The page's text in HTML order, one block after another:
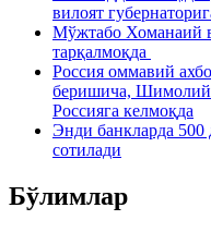
вилоят
Мўжтабо Хоманаий
тарқалмоқда
Россия оммавий
беришича, Шимолий
Россияга келмоқда
Энди банкларда 500
сотилади
Бўлимлар